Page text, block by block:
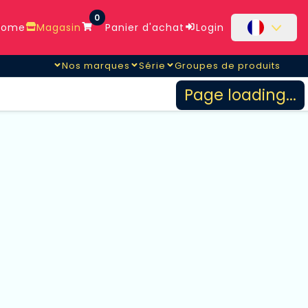
Magasin
0
Panier d'achat Login
Nos marques Série Groupes de produits
Page loading...